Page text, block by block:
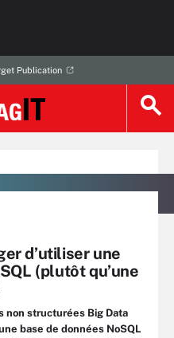
Publication
d’utiliser une
(plutôt qu’une
non structurées Big Data
base de données NoSQL